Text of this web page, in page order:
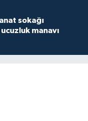
sokağı
manavı